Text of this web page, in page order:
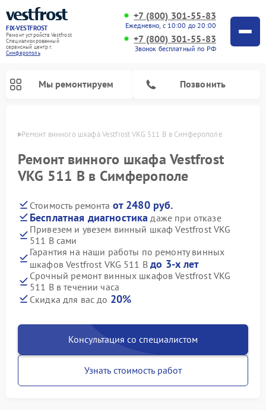
FIX-VESTFROST
Ремонт устройств Vestfrost
Специализированный
cервисный центр г.
Симферополь
+7 (800) 301-55-83
Ежедневно, с 10:00 до 20:00
+7 (800) 301-55-83
Звонок бесплатный по РФ
Мы ремонтируем Позвонить
Ремонт винного шкафа Vestfrost VKG 511 B в Симферополе
Ремонт винного шкафа Vestfrost
VKG 511 B в Симферополе
Стоимость ремонта от 2480 руб.
Бесплатная диагностика даже при отказе
Привезем и увезем винный шкаф Vestfrost VKG
511 B сами
Гарантия на наши работы по ремонту винных
шкафов Vestfrost VKG 511 Bдо 3-х лет
Срочный ремонт винных шкафов Vestfrost VKG
511 B в течении часа
Скидка для вас до 20%
Консультация со специалистом
Узнать стоимость работ